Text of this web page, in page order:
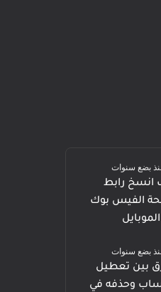
بضع سنوات
انسخ رابط
الفيس بوك
بضع سنوات
بين تعطيل
وحذفه في